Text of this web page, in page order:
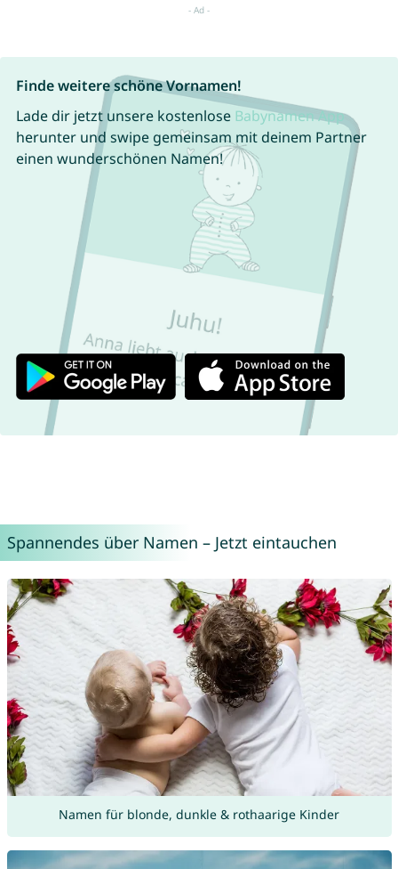
Finde weitere schöne Vornamen!
Lade dir jetzt unsere kostenlose Babynamen App
herunter und swipe gemeinsam mit deinem Partner
einen wunderschönen Namen!
Spannendes über Namen – Jetzt eintauchen
Namen für blonde, dunkle & rothaarige Kinder